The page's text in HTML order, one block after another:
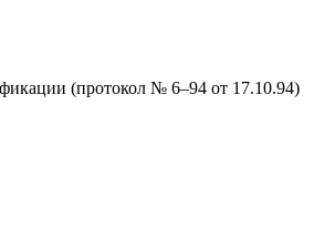
(протокол № 6–94 от 17.10.94)